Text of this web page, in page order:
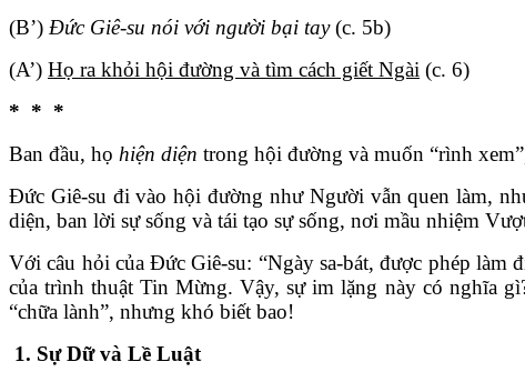
(B’) Đức Giê-su nói với người bại tay(c. 5b)
(A’) Họ ra khỏi hội đường và tìm cách giết Ngài (c. 6)
* * *
Ban đầu, họ hiện diện trong hội đường và muốn “rình
Đức Giê-su đi vào hội đường như Người vẫn quen làm,
diện, ban lời sự sống và tái tạo sự sống, nơi mầu nhiệm
Với câu hỏi của Đức Giê-su: “Ngày sa-bát, được phép
của trình thuật Tin Mừng. Vậy, sự im lặng này có nghĩa
“chữa lành”, nhưng khó biết bao!
1. Sự Dữ và Lề Luật